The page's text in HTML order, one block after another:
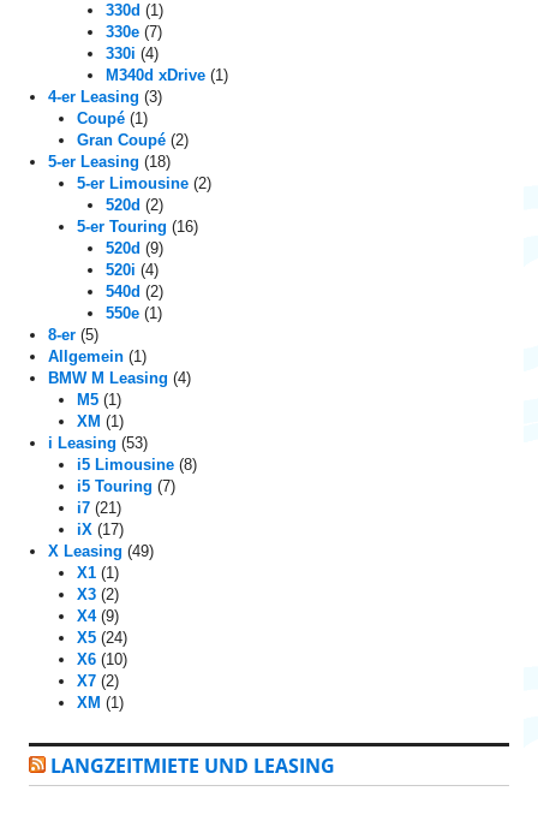
330d (1)
330e (7)
330i (4)
M340d xDrive (1)
4-er Leasing (3)
Coupé (1)
Gran Coupé (2)
5-er Leasing (18)
5-er Limousine (2)
520d (2)
5-er Touring (16)
520d (9)
520i (4)
540d (2)
550e (1)
8-er (5)
Allgemein (1)
BMW M Leasing (4)
M5 (1)
XM (1)
i Leasing (53)
i5 Limousine (8)
i5 Touring (7)
i7 (21)
iX (17)
X Leasing (49)
X1 (1)
X3 (2)
X4(9)
X5 (24)
X6 (10)
X7 (2)
XM (1)
LANGZEITMIETE UND LEASING